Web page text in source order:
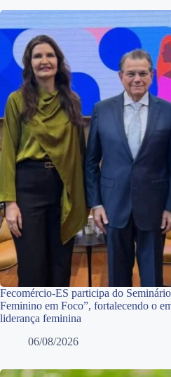
Fecomércio-ES participa do
Feminino em Foco”, fortalecendo o
liderança feminina
06/08/2026